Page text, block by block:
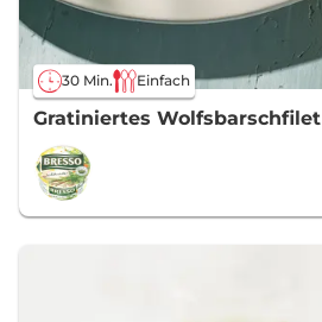
30 Min. Einfach
Gratiniertes Wolfsbarschfilet